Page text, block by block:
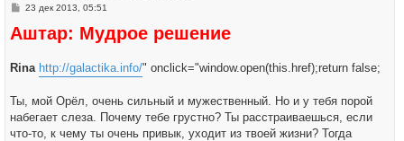
С
о
б
н
23 дек 2013, 05:51
Аштар: Мудрое решение
Rina http://galactika.info/" onclick="window.open(this.href);return false;
Ты, мой Орёл, очень сильный и мужественный. Но и у тебя порой
набегает слеза. Почему тебе грустно? Ты расстраиваешься, если
что-то, к чему ты очень привык, уходит из твоей жизни? Тогда